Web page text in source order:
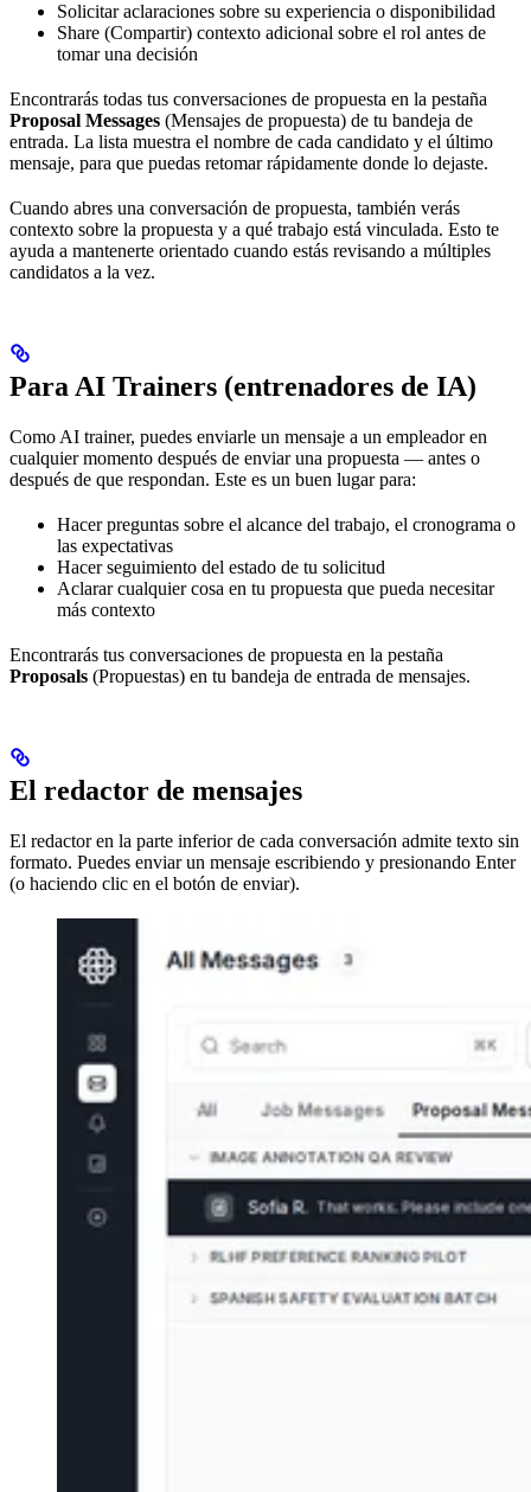
Solicitar aclaraciones sobre su experiencia o disponibilidad
Share (Compartir) contexto adicional sobre el rol antes de
tomar una decisión
Encontrarás todas tus conversaciones de propuesta en la pestaña
Proposal Messages (Mensajes de propuesta) de tu bandeja de
entrada. La lista muestra el nombre de cada candidato y el último
mensaje, para que puedas retomar rápidamente donde lo dejaste.
Cuando abres una conversación de propuesta, también verás
contexto sobre la propuesta y a qué trabajo está vinculada. Esto te
ayuda a mantenerte orientado cuando estás revisando a múltiples
candidatos a la vez.
Para AI Trainers (entrenadores de IA)
Como AI trainer, puedes enviarle un mensaje a un empleador en
cualquier momento después de enviar una propuesta — antes o
después de que respondan. Este es un buen lugar para:
Hacer preguntas sobre el alcance del trabajo, el cronograma o
las expectativas
Hacer seguimiento del estado de tu solicitud
Aclarar cualquier cosa en tu propuesta que pueda necesitar
más contexto
Encontrarás tus conversaciones de propuesta en la pestaña
Proposals (Propuestas) en tu bandeja de entrada de mensajes.
El redactor de mensajes
El redactor en la parte inferior de cada conversación admite texto sin
formato. Puedes enviar un mensaje escribiendo y presionando Enter
(o haciendo clic en el botón de enviar).